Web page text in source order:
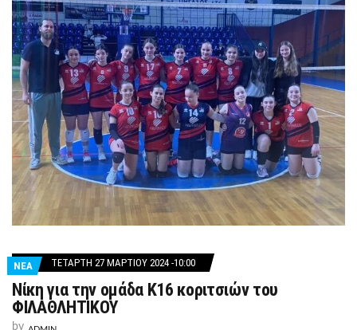
ΝΕΑ ΤΕΤΆΡΤΗ 27 ΜΑΡΤΊΟΥ 2024 -10:00
Νίκη για την ομάδα Κ16 κοριτσιών του
ΦΙΛΑΘΛΗΤΙΚΟΥ
by